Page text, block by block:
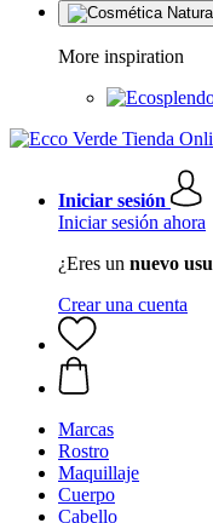
More inspiration
Iniciar sesión
Iniciar sesión ahora
¿Eres un nuevo
Crear una cuenta
Marcas
Rostro
Maquillaje
Cuerpo
Cabello